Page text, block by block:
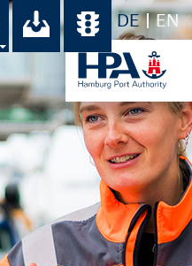
DE EN
Ihr Download-